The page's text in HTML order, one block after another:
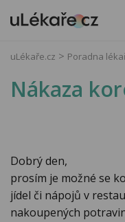
uLékaře.cz Poradna
Nákaza
Dobrý den,
prosím je možné se
jídel či nápojů v
nakoupených